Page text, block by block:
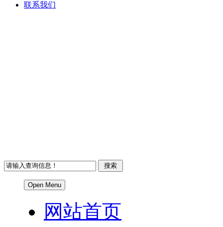
联系我们
Open Menu
网站首页